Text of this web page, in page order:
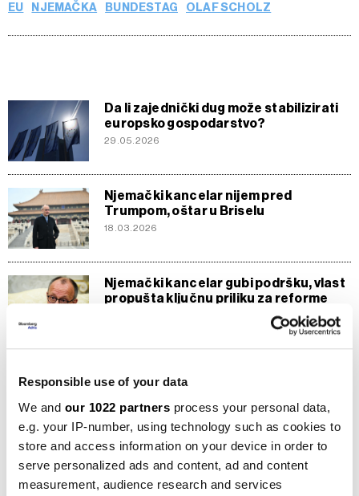
Responsible use of your data
We and our 1022 partners process your personal data,
e.g. your IP-number, using technology such as cookies to
store and access information on your device in order to
serve personalized ads and content, ad and content
measurement, audience research and services
EU NJEMAČKA BUNDESTAG OLAF SCHOLZ
Da li zajednički dug može stabilizirati
europsko gospodarstvo?
29.05.2026
Njemački kancelar nijem pred
Trumpom, oštar u Briselu
18.03.2026
Njemački kancelar gubi podršku, vlast
propušta ključnu priliku za reforme
se ponoviti sezonski obrazac?
prije 26 minuta
SVE VIJESTI IZ RUBRIKE POLITIKA